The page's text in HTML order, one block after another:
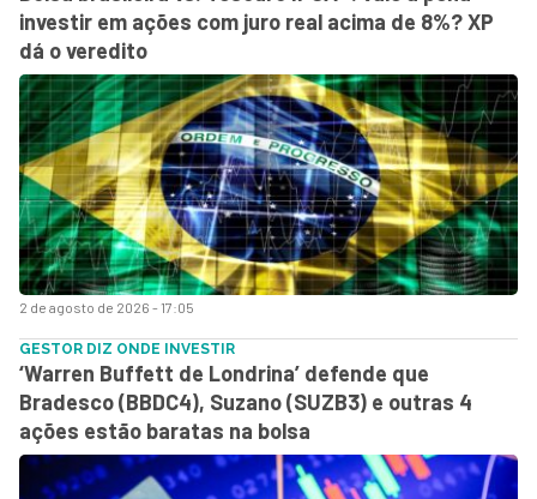
2 de agosto de 2026 - 17:05
investir em ações com juro real acima de 8%? XP
dá o veredito
GESTOR DIZ ONDE INVESTIR
‘Warren Buffett de Londrina’ defende que
Bradesco (BBDC4), Suzano (SUZB3) e outras 4
ações estão baratas na bolsa